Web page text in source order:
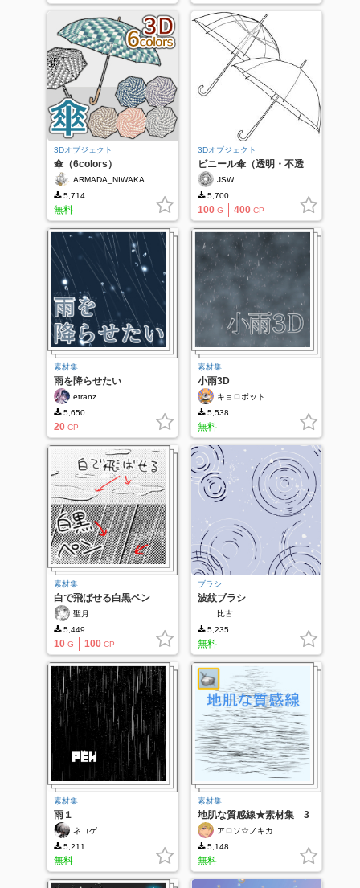
3Dオブジェクト
傘（6colors）
ARMADA_NIWAKA
5,714
無料
3Dオブジェクト
ビニール傘（透明・不透
明） JSW
5,700
100 G 400 CP
素材集
雨を降らせたい
etranz
5,650
20 CP
素材集
小雨3D
キョロボット
5,538
無料
素材集
白で飛ばせる白黒ペン
聖月
5,449
10 G 100 CP
ブラシ
波紋ブラシ
比古
5,235
無料
素材集
雨１
ネコゲ
5,211
無料
素材集
地肌な質感線★素材集 3
種
アロソ☆ノキカ
5,148
無料